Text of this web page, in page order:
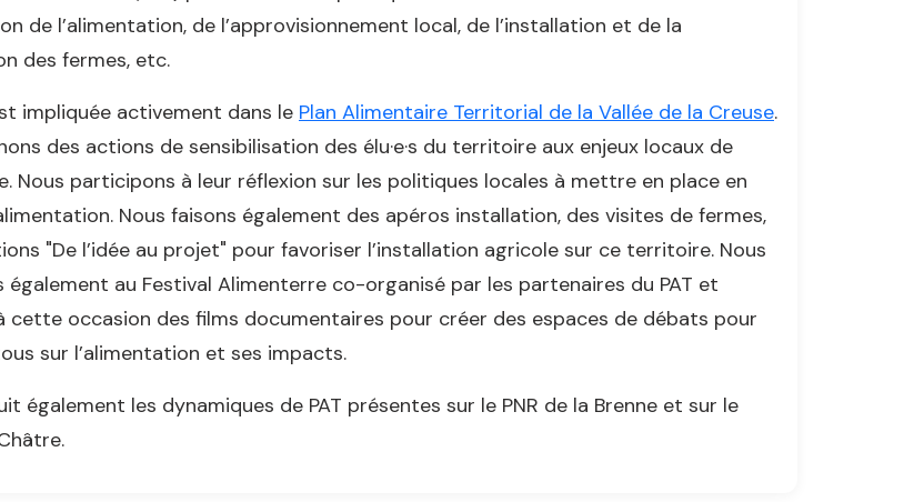
de l’alimentation, de l’approvisionnement local, de l’installation et de la
des fermes, etc.
impliquée activement dans le Plan Alimentaire Territorial de la Vallée de la Creuse.
des actions de sensibilisation des élu·e·s du territoire aux enjeux locaux de
Nous participons à leur réflexion sur les politiques locales à mettre en place en
Nous faisons également des apéros installation, des visites de fermes,
"De l’idée au projet" pour favoriser l’installation agricole sur ce territoire. Nous
également au Festival Alimenterre co-organisé par les partenaires du PAT et
cette occasion des films documentaires pour créer des espaces de débats pour
sur l’alimentation et ses impacts.
également les dynamiques de PAT présentes sur le PNR de la Brenne et sur le